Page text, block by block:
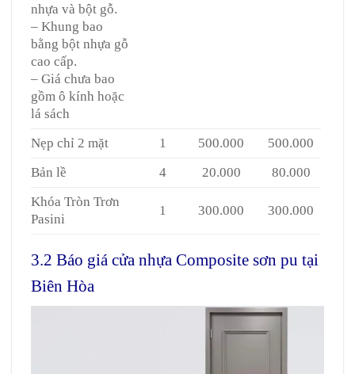
nhựa và bột gỗ.
– Khung bao
bằng bột nhựa gỗ
cao cấp.
– Giá chưa bao
gồm ô kính hoặc
lá sách
Nẹp chỉ 2 mặt 1 500.000
500.000
Bản lề
4 20.000
80.000
Khóa Tròn Trơn
Pasini
1 300.000 300.000
3.2 Báo giá cửa nhựa Composite sơn pu tại
Biên Hòa